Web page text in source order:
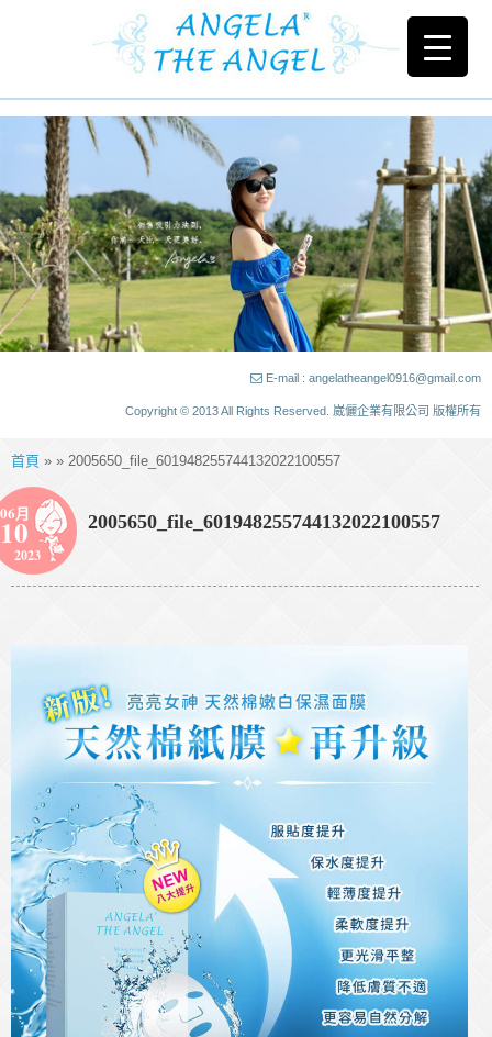
E-mail : angelatheangel0916@gmail.com
Copyright © 2013 All Rights Reserved. 崴儷企業有限公司 版權所有
首頁 » » 2005650_file_601948255744132022100557
06月
10
2023
2005650_file_601948255744132022100557